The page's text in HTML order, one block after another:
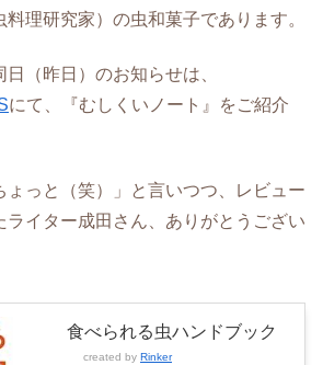
理研究家）の虫和菓子であります。
（昨日）のお知らせは、
にて、『むしくいノート』をご紹介
ょっと（笑）」と言いつつ、レビュー
ライター成田さん、ありがとうござい
食べられる虫ハンドブック
created by Rinker